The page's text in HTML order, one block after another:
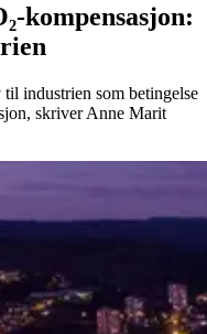
kompensasjon:
industrien som betingelse
skriver Anne Marit